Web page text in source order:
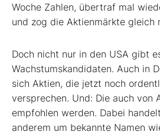
Woche Zahlen, übertraf mal
und zog die Aktienmärkte gleich
Doch nicht nur in den USA gibt
Wachstumskandidaten. Auch in
sich Aktien, die jetzt noch
versprechen. Und: Die auch von
empfohlen werden. Dabei
anderem um bekannte Namen